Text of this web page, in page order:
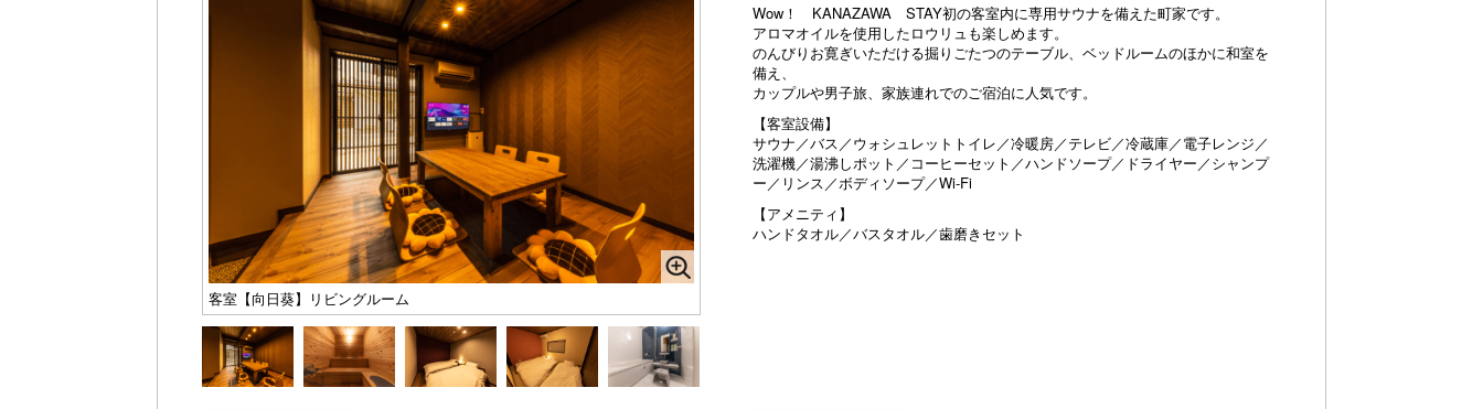
客室【向日葵】リビングルーム
Wow！ KANAZAWA STAY初の客室内に専用サウナを備えた町家です。
アロマオイルを使用したロウリュも楽しめます。
のんびりお寛ぎいただける掘りごたつのテーブル、ベッドルームのほかに和室を
備え、
カップルや男子旅、家族連れでのご宿泊に人気です。
【客室設備】
サウナ／バス／ウォシュレットトイレ／冷暖房／テレビ／冷蔵庫／電子レンジ／
洗濯機／湯沸しポット／コーヒーセット／ハンドソープ／ドライヤー／シャンプ
ー／リンス／ボディソープ／Wi-Fi
【アメニティ】
ハンドタオル／バスタオル／歯磨きセット